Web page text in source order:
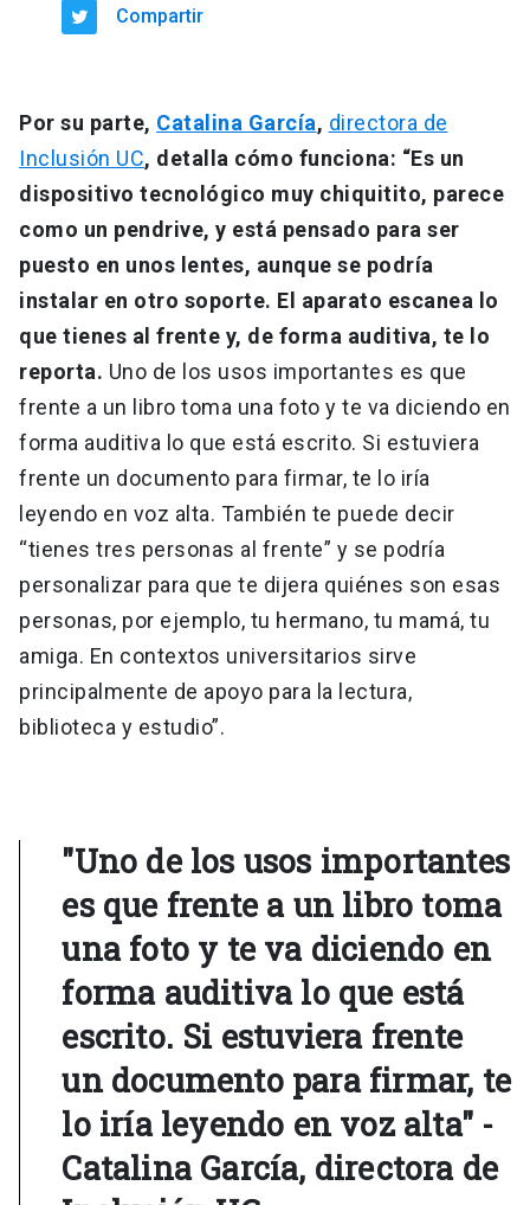
Compartir
Por su parte, Catalina García, directora de
Inclusión UC, detalla cómo funciona: “Es un
dispositivo tecnológico muy chiquitito, parece
como un pendrive, y está pensado para ser
puesto en unos lentes, aunque se podría
instalar en otro soporte. El aparato escanea lo
que tienes al frente y, de forma auditiva, te lo
reporta. Uno de los usos importantes es que
frente a un libro toma una foto y te va diciendo en
forma auditiva lo que está escrito. Si estuviera
frente un documento para firmar, te lo iría
leyendo en voz alta. También te puede decir
“tienes tres personas al frente” y se podría
personalizar para que te dijera quiénes son esas
personas, por ejemplo, tu hermano, tu mamá, tu
amiga. En contextos universitarios sirve
principalmente de apoyo para la lectura,
biblioteca y estudio”.
"Uno de los usos importantes
es que frente a un libro toma
una foto y te va diciendo en
forma auditiva lo que está
escrito. Si estuviera frente
un documento para firmar, te
lo iría leyendo en voz alta" -
Catalina García, directora de